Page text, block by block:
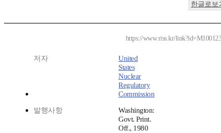
한글로보
https://www.riss.kr/
저자
United
States
Nuclear
Regulatory
Commission
발행사항
Washington:
Govt. Print.
Off., 1980